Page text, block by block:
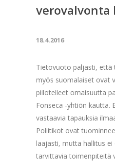
verovalvonta
18.4.2016
Tietovuoto paljasti, että
myös suomalaiset ovat
piilotelleet omaisuutta
Fonseca -yhtiön kautta.
vastaavia tapauksia
Poliitikot ovat
laajasti, mutta hallitus
tarvittavia toimenpiteitä